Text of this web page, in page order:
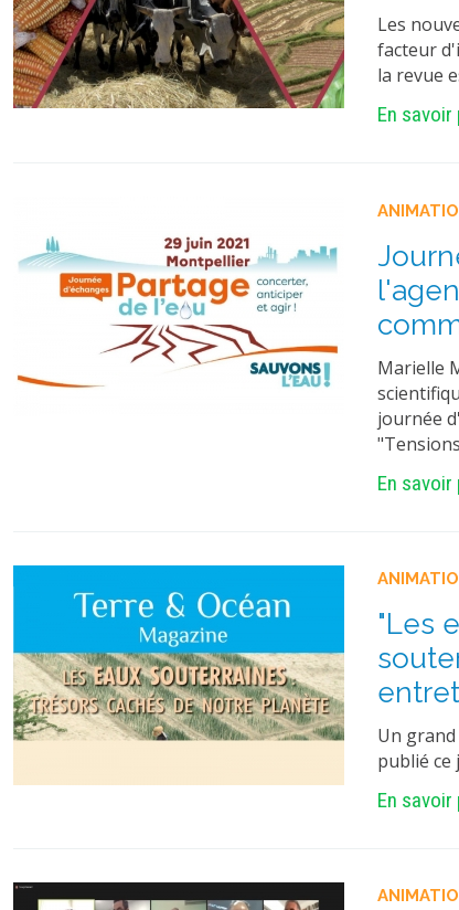
Les
facteur
la revue
En savoir
Marielle
journée
En savoir
"Les
Un grand
publié ce
En savoir